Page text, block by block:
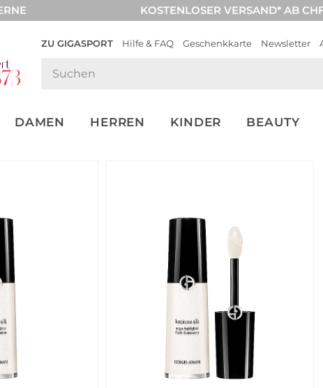
KOSTENLOSER VERSAND* AB
ZU GIGASPORT Hilfe & FAQ Geschenkkarte Newsletter
DAMEN HERREN KINDER BEAUTY